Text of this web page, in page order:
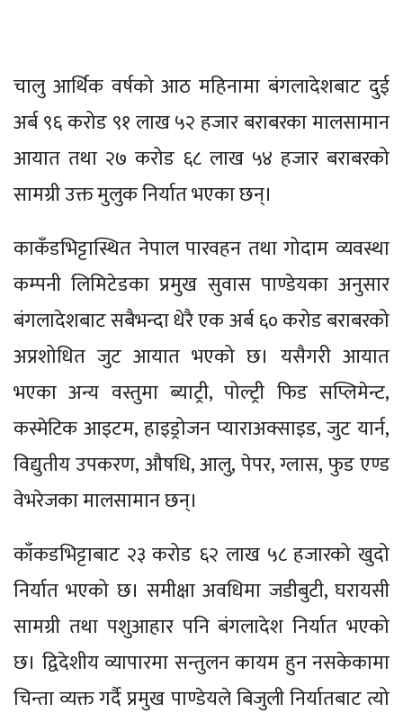
चालु आर्थिक वर्षको आठ महिनामा बंगलादेशबाट दुई
अर्ब ९६ करोड ९१ लाख ५२ हजार बराबरका मालसामान
आयात तथा २७ करोड ६८ लाख ५४ हजार बराबरको
सामग्री उक्त मुलुक निर्यात भएका छन्।
काकँडभिट्टास्थित नेपाल पारवहन तथा गोदाम व्यवस्था
कम्पनी लिमिटेडका प्रमुख सुवास पाण्डेयका अनुसार
बंगलादेशबाट सबैभन्दा धेरै एक अर्ब ६० करोड बराबरको
अप्रशोधित जुट आयात भएको छ। यसैगरी आयात
भएका अन्य वस्तुमा ब्याट्री, पोल्ट्री फिड सप्लिमेन्ट,
कस्मेटिक आइटम, हाइड्रोजन प्याराअक्साइड, जुट यार्न,
विद्युतीय उपकरण, औषधि, आलु, पेपर, ग्लास, फुड एण्ड
वेभरेजका मालसामान छन्।
काँकडभिट्टाबाट २३ करोड ६२ लाख ५८ हजारको खुदो
निर्यात भएको छ। समीक्षा अवधिमा जडीबुटी, घरायसी
सामग्री तथा पशुआहार पनि बंगलादेश निर्यात भएको
छ। द्विदेशीय व्यापारमा सन्तुलन कायम हुन नसकेकामा
चिन्ता व्यक्त गर्दै प्रमुख पाण्डेयले बिजुली निर्यातबाट त्यो